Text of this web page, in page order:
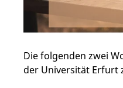
Die folgenden zwei
der Universität Erfurt